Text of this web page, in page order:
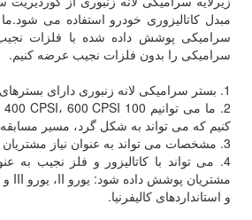
مبدل کاتالیزوری خودرو استفاده می
سرامیکی را بدون فلزات نجیب عرضه کنیم.
کنیم که می تواند به شکل گرد، مسیر
4. می تواند با کاتالیزور و فلز نجیب به
و استانداردهای کالیفرنیا.